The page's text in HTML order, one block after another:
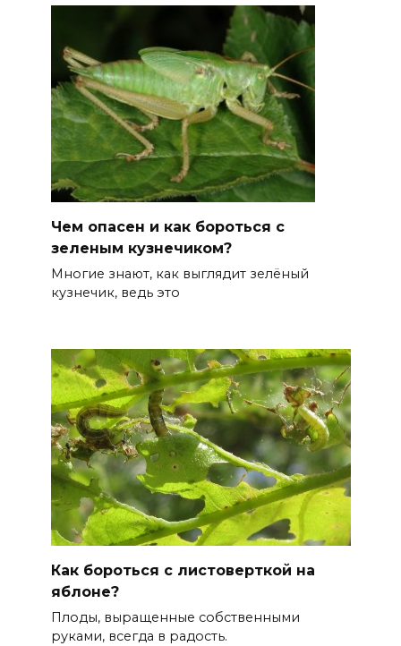
Чем опасен и как бороться с
зеленым кузнечиком?
Многие знают, как выглядит зелёный
кузнечик, ведь это
Как бороться с листоверткой на
яблоне?
Плоды, выращенные собственными
руками, всегда в радость.